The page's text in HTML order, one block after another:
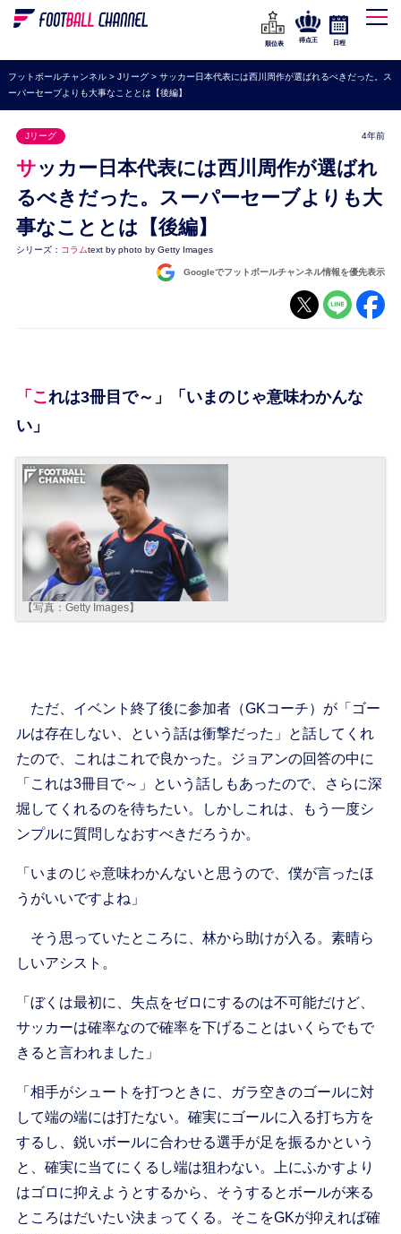
WEリーグ
海外サッカー
プレミアリーグ
セリエA
ブンデスリーガ
UEFA
ナショナルチーム
順位表
得点王 日程
フットボールチャンネル> Jリーグ> サッカー日本代表には西川周作が選ばれるべきだった。ス
ーパーセーブよりも大事なこととは【後編】
Jリーグ 4年前
サッカー日本代表には西川周作が選ばれ
るべきだった。スーパーセーブよりも大
事なこととは【後編】
シリーズ： コラムtext by photo by Getty Images
Googleでフットボールチャンネル情報を優先表示
「これは3冊目で～」「いまのじゃ意味わかんな
い」
【写真：Getty Images】
ただ、イベント終了後に参加者（GKコーチ）が「ゴー
ルは存在しない、という話は衝撃だった」と話してくれ
たので、これはこれで良かった。ジョアンの回答の中に
「これは3冊目で～」という話しもあったので、さらに深
堀してくれるのを待ちたい。しかしこれは、もう一度シ
ンプルに質問しなおすべきだろうか。
「いまのじゃ意味わかんないと思うので、僕が言ったほ
うがいいですよね」
そう思っていたところに、林から助けが入る。素晴ら
しいアシスト。
「ぼくは最初に、失点をゼロにするのは不可能だけど、
サッカーは確率なので確率を下げることはいくらでもで
きると言われました」
「相手がシュートを打つときに、ガラ空きのゴールに対
して端の端には打たない。確実にゴールに入る打ち方を
するし、鋭いボールに合わせる選手が足を振るかという
と、確実に当てにくるし端は狙わない。上にふかすより
はゴロに抑えようとするから、そうするとボールが来る
ところはだいたい決まってくる。そこをGKが抑えれば確